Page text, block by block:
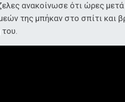
ανακοίνωσε ότι ώρες
της μπήκαν στο σπίτι και